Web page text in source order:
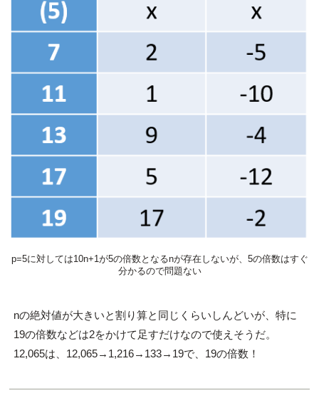
p=5に対しては10n+1が5の倍数となるnが存在しないが、5の倍数はすぐ
分かるので問題ない
nの絶対値が大きいと割り算と同じくらいしんどいが、特に
19の倍数などは2をかけて足すだけなので使えそうだ。
12,065は、12,065→1,216→133→19で、19の倍数！